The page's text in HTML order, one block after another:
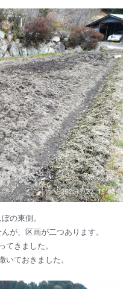
の東側。
が、区画が二つあります。
てきました。
いておきました。